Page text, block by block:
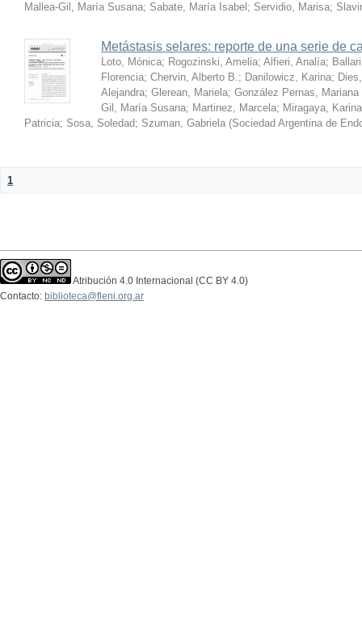
Mallea-Gil, María Susana; Sabate, María Isabel ; Servidio, Marisa;
Metástasis selares: reporte de una serie de
Loto, Mónica; Rogozinski, Amelia; Alfieri, Analía;
Florencia; Chervin, Alberto B.; Danilowicz, Karina;
Alejandra; Glerean, Mariela; González Pernas, Mariana
Gil, María Susana; Martinez, Marcela; Miragaya, Karina
Patricia; Sosa, Soledad; Szuman, Gabriela (Sociedad Argentina de
1
Atribución 4.0 Internacional (CC BY 4.0)
Contacto: biblioteca@fleni.org.ar